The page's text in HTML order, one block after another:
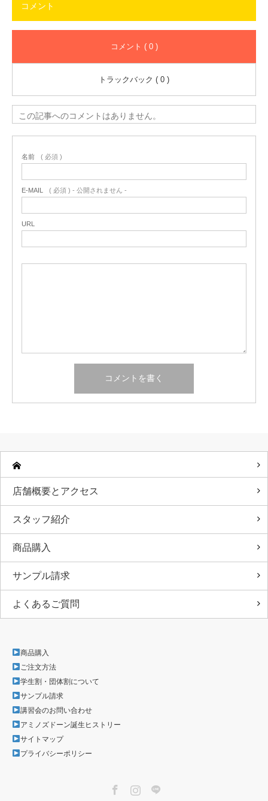
コメント
コメント ( 0 )
トラックバック ( 0 )
この記事へのコメントはありません。
名前 ( 必須 )
E-MAIL ( 必須 ) - 公開されません -
URL
店舗概要とアクセス
スタッフ紹介
商品購入
サンプル請求
よくあるご質問
商品購入
ご注文方法
学生割・団体割について
サンプル請求
講習会のお問い合わせ
アミノズドーン誕生ヒストリー
サイトマップ
プライバシーポリシー